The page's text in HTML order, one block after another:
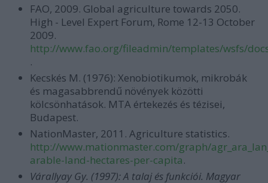
FAO, 2009. Global agriculture towards 2050.
High - Level Expert Forum, Rome 12-13 October
2009.
http://www.fao.org/fileadmin/templates/wsfs/
.
Kecskés M. (1976): Xenobiotikumok, mikrobák
és magasabbrendű növények közötti
kölcsönhatások. MTA értekezés és tézisei,
Budapest.
NationMaster, 2011. Agriculture statistics.
http://www.mationmaster.com/graph/
arable-land-hectares-per-capita.
Várallyay Gy. (1997): A talaj és funkciói. Magyar